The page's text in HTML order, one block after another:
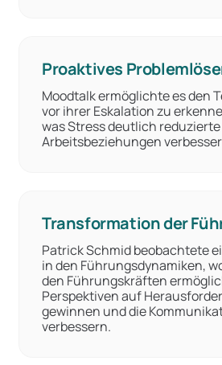
Proaktives
Moodtalk ermöglichte es den
vor ihrer Eskalation zu
was Stress deutlich
Arbeitsbeziehungen
Transformation der
Patrick Schmid beobachtete
in den Führungsdynamiken,
den Führungskräften
Perspektiven auf
gewinnen und die
verbessern.